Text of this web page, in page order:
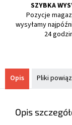
SZYBKA
Pozycje
wysyłamy
24
Opis Pliki
Opis